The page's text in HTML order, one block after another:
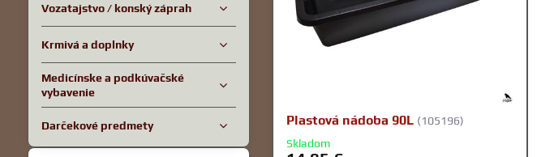
Plastová nádoba 90L (105196)
Skladom
Vozatajstvo / konský záprah
Krmivá a doplnky
Medicínske a podkúvačské
vybavenie
Darčekové predmety